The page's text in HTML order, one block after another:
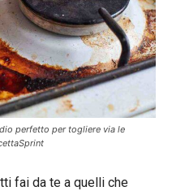
perfetto per togliere via le
fai da te a quelli che